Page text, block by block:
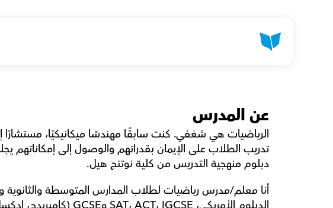
عن المدرس
دبلوم منهجية التدريس من كلية نوتنج هيل.